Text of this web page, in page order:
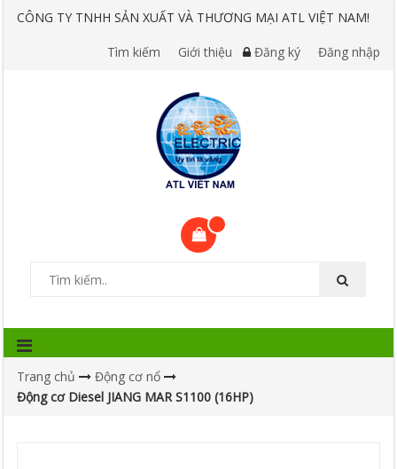
CÔNG TY TNHH SẢN XUẤT VÀ THƯƠNG MẠI ATL VIỆT NAM!
Tìm kiếm Giới thiệu Đăng ký Đăng nhập
Trang chủ
Động cơ nổ
Động cơ Diesel JIANG MAR S1100 (16HP)